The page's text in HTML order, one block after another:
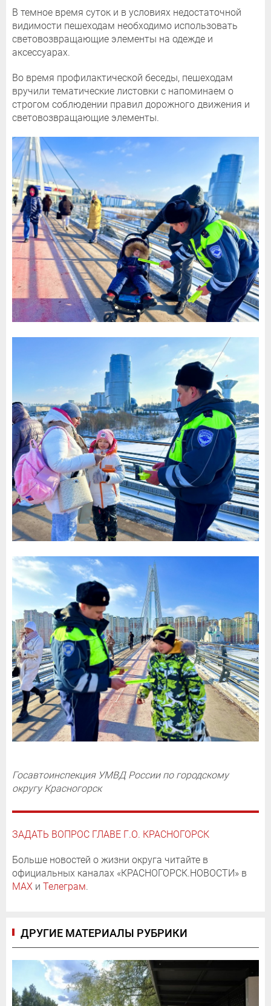
В темное время суток и в условиях недостаточной
видимости пешеходам необходимо использовать
световозвращающие элементы на одежде и
аксессуарах.
Во время профилактической беседы, пешеходам
вручили тематические листовки с напоминаем о
строгом соблюдении правил дорожного движения и
световозвращающие элементы.
Госавтоинспекция УМВД России по городскому
округу Красногорск
ЗАДАТЬ ВОПРОС ГЛАВЕ Г.О. КРАСНОГОРСК
Больше новостей о жизни округа читайте в
официальных каналах «КРАСНОГОРСК.НОВОСТИ» в
MAX и Телеграм.
ДРУГИЕ МАТЕРИАЛЫ РУБРИКИ